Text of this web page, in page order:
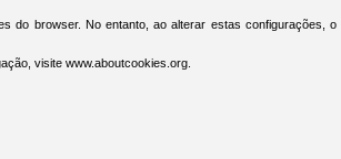
do browser. No entanto, ao alterar estas configurações, o
visite www.aboutcookies.org.